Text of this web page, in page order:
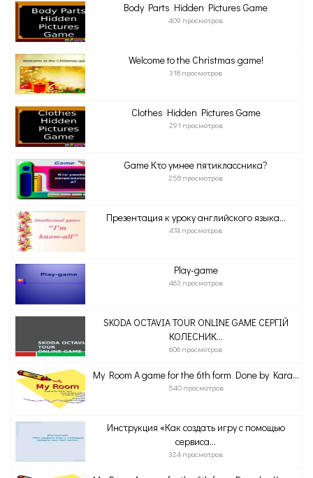
Body Parts Hidden Pictures Game
409 просмотров
Welcome to the Christmas game!
318 просмотров
Clothes Hidden Pictures Game
291 просмотров
Game Кто умнее пятиклассника?
258 просмотров
Презентация к уроку английского языка...
474 просмотров
Play-game
463 просмотров
SKODA OCTAVIA TOUR ONLINE GAME СЕРГІЙ
КОЛЕСНИК...
606 просмотров
My Room A game for the 6th form Done by Kara...
540 просмотров
Инструкция «Как создать игру с помощью
сервиса...
324 просмотров